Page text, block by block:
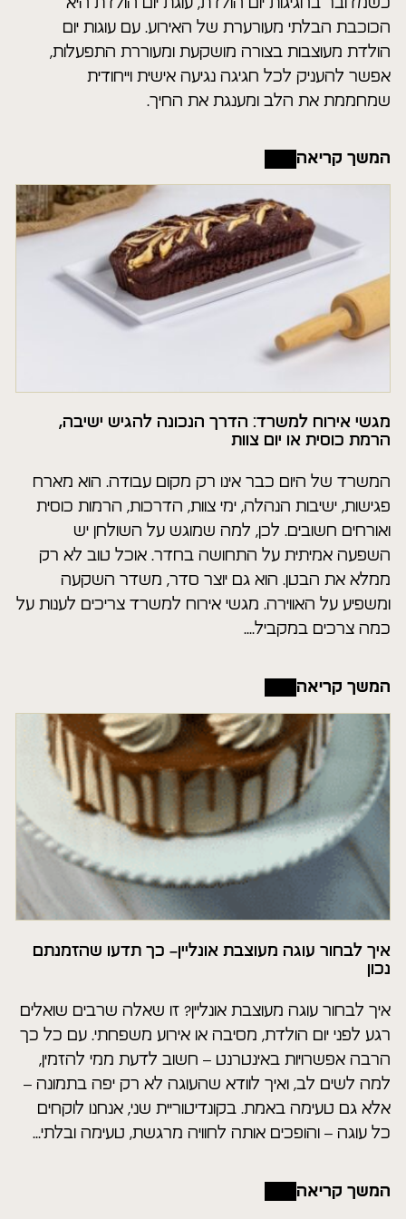
הכוכבת הבלתי מעורערת של האירוע. עם עוגות יום
הולדת מעוצבות בצורה מושקעת ומעוררת התפעלות,
אפשר להעניק לכל חגיגה נגיעה אישית וייחודית
שמחממת את הלב ומענגת את החיך.
המשך קריאה
מגשי אירוח למשרד: הדרך הנכונה להגיש ישיבה,
הרמת כוסית או יום צוות
המשרד של היום כבר אינו רק מקום עבודה. הוא מארח
פגישות, ישיבות הנהלה, ימי צוות, הדרכות, הרמות כוסית
ואורחים חשובים. לכן, למה שמוגש על השולחן יש
השפעה אמיתית על התחושה בחדר. אוכל טוב לא רק
ממלא את הבטן. הוא גם יוצר סדר, משדר השקעה
ומשפיע על האווירה. מגשי אירוח למשרד צריכים לענות על
כמה צרכים במקביל....
המשך קריאה
איך לבחור עוגה מעוצבת אונליין– כך תדעו שהזמנתם
נכון
איך לבחור עוגה מעוצבת אונליין? זו שאלה שרבים שואלים
רגע לפני יום הולדת, מסיבה או אירוע משפחתי. עם כל כך
הרבה אפשרויות באינטרנט – חשוב לדעת ממי להזמין,
למה לשים לב, ואיך לוודא שהעוגה לא רק יפה בתמונה –
אלא גם טעימה באמת. בקונדיטוריית שני, אנחנו לוקחים
כל עוגה – והופכים אותה לחוויה מרגשת, טעימה ובלתי...
המשך קריאה